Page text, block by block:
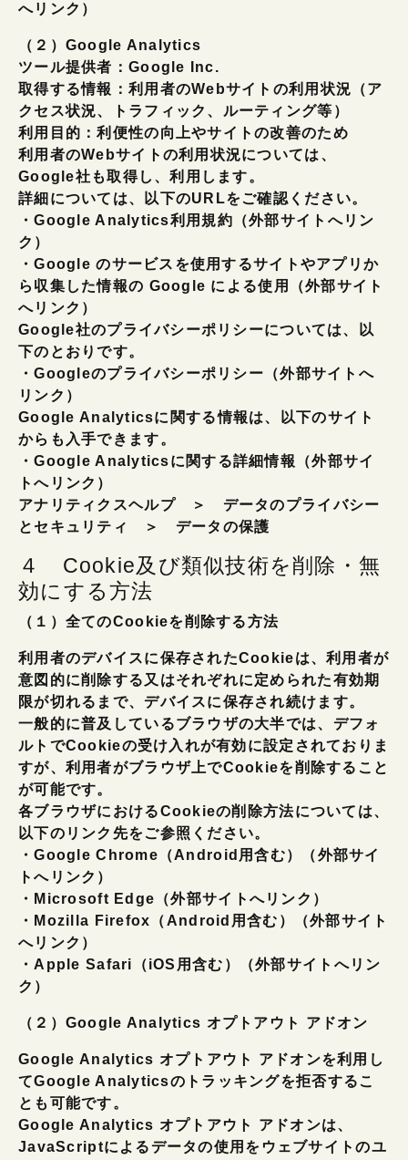
へリンク）
（２）Google Analytics
ツール提供者：Google Inc.
取得する情報：利用者のWebサイトの利用状況（ア
クセス状況、トラフィック、ルーティング等）
利用目的：利便性の向上やサイトの改善のため
利用者のWebサイトの利用状況については、
Google社も取得し、利用します。
詳細については、以下のURLをご確認ください。
・Google Analytics利用規約（外部サイトへリン
ク）
・Google のサービスを使用するサイトやアプリか
ら収集した情報の Google による使用（外部サイト
へリンク）
Google社のプライバシーポリシーについては、以
下のとおりです。
・Googleのプライバシーポリシー（外部サイトへ
リンク）
Google Analyticsに関する情報は、以下のサイト
からも入手できます。
・Google Analyticsに関する詳細情報（外部サイ
トへリンク）
アナリティクスヘルプ ＞ データのプライバシー
とセキュリティ ＞ データの保護
４ Cookie及び類似技術を削除・無
効にする方法
（１）全てのCookieを削除する方法
利用者のデバイスに保存されたCookieは、利用者が
意図的に削除する又はそれぞれに定められた有効期
限が切れるまで、デバイスに保存され続けます。
一般的に普及しているブラウザの大半では、デフォ
ルトでCookieの受け入れが有効に設定されておりま
すが、利用者がブラウザ上でCookieを削除すること
が可能です。
各ブラウザにおけるCookieの削除方法については、
以下のリンク先をご参照ください。
・Google Chrome（Android用含む）（外部サイ
トへリンク）
・Microsoft Edge（外部サイトへリンク）
・Mozilla Firefox（Android用含む）（外部サイト
へリンク）
・Apple Safari（iOS用含む）（外部サイトへリン
ク）
（２）Google Analytics オプトアウト アドオン
Google Analytics オプトアウト アドオンを利用し
てGoogle Analyticsのトラッキングを拒否するこ
とも可能です。
Google Analytics オプトアウト アドオンは、
JavaScriptによるデータの使用をウェブサイトのユ